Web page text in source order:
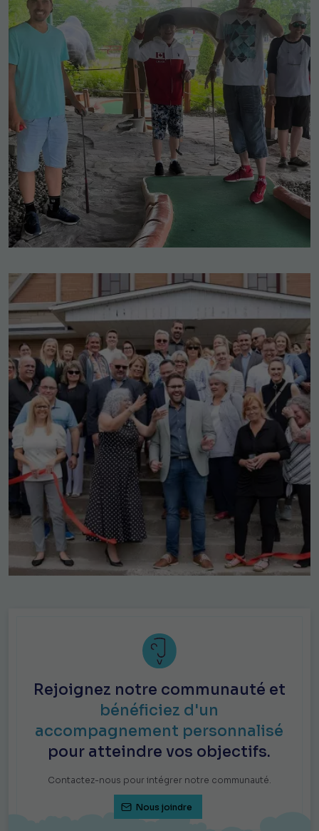
Rejoignez notre communauté et
bénéficiez d'un
accompagnement personnalisé
pour atteindre vos objectifs.
Contactez-nous pour intégrer notre communauté.
Nous joindre